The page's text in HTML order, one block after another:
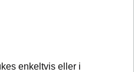
enkeltvis eller i